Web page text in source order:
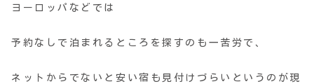
ヨーロッパなどでは
予約なしで泊まれるところを探すのも一苦労で、
ネットからでないと安い宿も見付けづらいというのが現